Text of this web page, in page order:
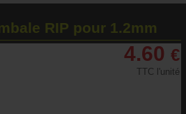
RIP pour 1.2mm
4.60 €
TTC l'unité